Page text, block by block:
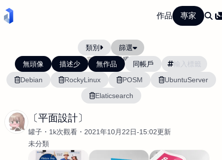
作品 專家
類別 篩選
當前排序: 活躍度
無頭像 描述少 無作品
同帳戶
Debian
RockyLinux POSM
UbuntuServer
Elaticsearch
〔平面設計〕
罐子 1k次觀看
2021年10月22日-15:02更新
未分類